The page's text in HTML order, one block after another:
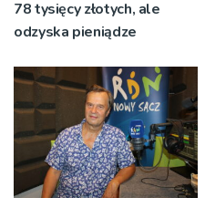
78 tysięcy złotych, ale
odzyska pieniądze